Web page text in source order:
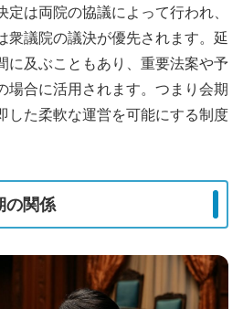
定は両院の協議によって行われ、
衆議院の議決が優先されます。延
に及ぶこともあり、重要法案や予
場合に活用されます。つまり会期
した柔軟な運営を可能にする制度
の関係